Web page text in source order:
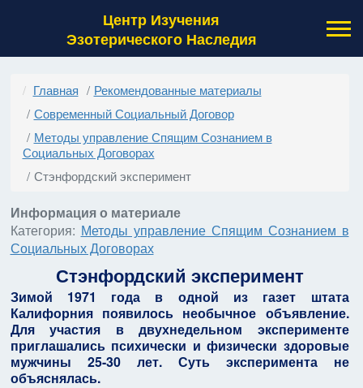
Центр Изучения
Эзотерического Наследия
Главная
Рекомендованные материалы
Современный Социальный Договор
Методы управление Спящим Сознанием в
Социальных Договорах
Стэнфордский эксперимент
Информация о материале
Категория: Методы управление Спящим Сознанием в
Социальных Договорах
Стэнфордский эксперимент
Зимой 1971 года в одной из газет штата
Калифорния появилось необычное объявление.
Для участия в двухнедельном эксперименте
приглашались психически и физически здоровые
мужчины 25-30 лет. Суть эксперимента не
объяснялась.